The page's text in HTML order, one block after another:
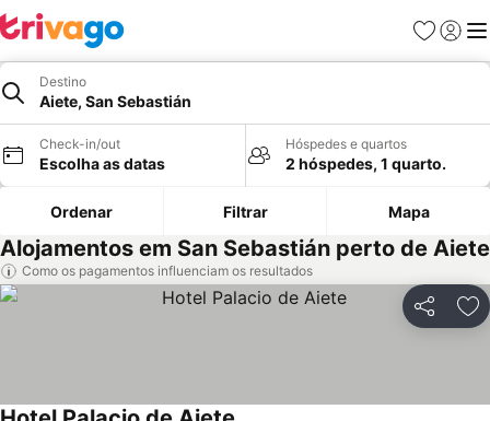
Favoritos
Iniciar
Destino
Aiete, San Sebastián
Check-in/out
Escolha as datas
Hóspedes e quartos
2 hóspedes, 1 quarto.
Ordenar Filtrar Mapa
Alojamentos em San Sebastián perto de Aiete
Como os pagamentos influenciam os resultados
Partilhar